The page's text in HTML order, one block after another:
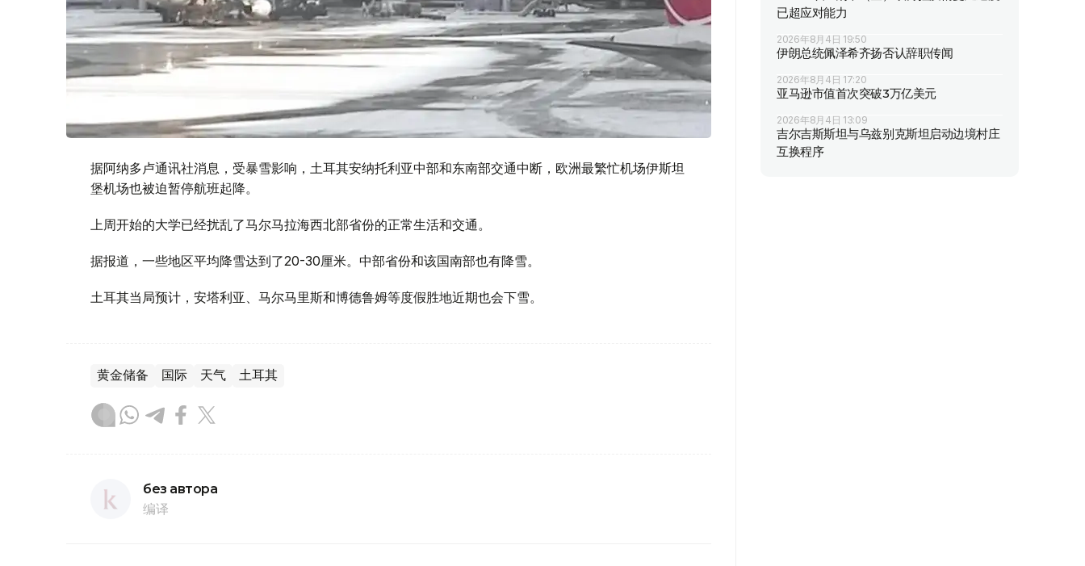
据阿纳多卢通讯社消息，受暴雪影响，土耳其安纳托利亚中部和东南部交通中断，欧洲最繁忙机场伊斯坦
堡机场也被迫暂停航班起降。
上周开始的大学已经扰乱了马尔马拉海西北部省份的正常生活和交通。
据报道，一些地区平均降雪达到了20-30厘米。中部省份和该国南部也有降雪。
土耳其当局预计，安塔利亚、马尔马里斯和博德鲁姆等度假胜地近期也会下雪。
黄金储备 国际 天气 土耳其
без автора
编译
已超应对能力
2026年8月4日 19:50
伊朗总统佩泽希齐扬否认辞职传闻
2026年8月4日 17:20
亚马逊市值首次突破3万亿美元
2026年8月4日 13:09
吉尔吉斯斯坦与乌兹别克斯坦启动边境村庄
互换程序